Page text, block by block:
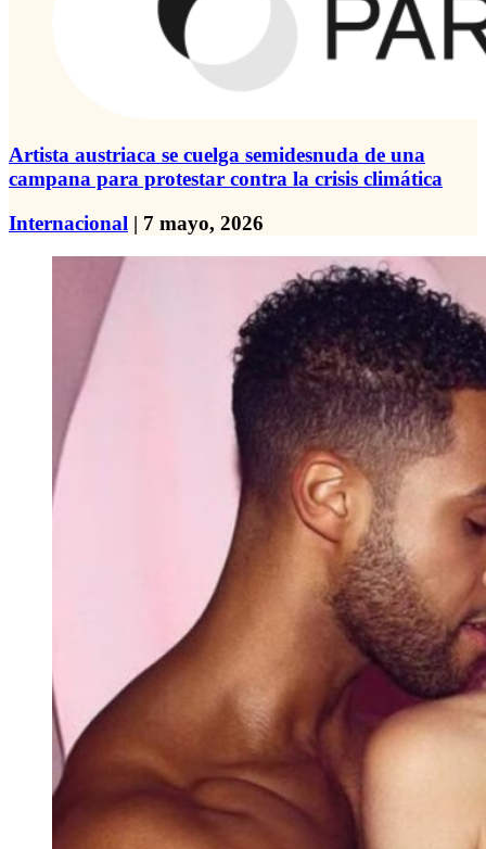
Artista austriaca se cuelga semidesnuda de una
campana para protestar contra la crisis climática
Internacional | 7 mayo, 2026